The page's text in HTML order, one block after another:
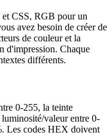
CSS, RGB pour un
avez besoin de créer
de couleur et la
d'impression. Chaque
différents.
0-255, la teinte
valeur entre 0-
Les codes HEX doivent